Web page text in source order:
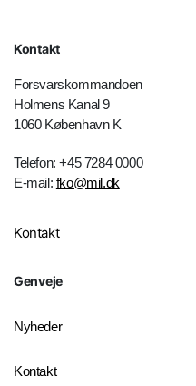
Kontakt
Forsvarskommandoen
Holmens Kanal 9
1060 København K
Telefon: +45 7284 0000
E-mail: fko@mil.dk
Kontakt
Genveje
Nyheder
Kontakt